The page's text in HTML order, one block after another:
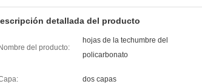
detallada del producto
del producto:
hojas de la techumbre del
policarbonato
dos capas